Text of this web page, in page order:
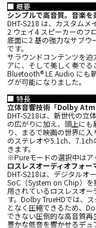
■ 概要
シンプルで高音質。音楽
DHT-S218 は、カスタムメ
2 ウェイ4 スピーカーのフ
底面に2 基の強力なサブウ
です。
サラウンドコンテンツを
アに、そして美しく奏でる
Bluetooth® LE Audio にも
グが可能になりました。
■ 特長
立体音響技術「Dolby
DHT-S218は、新世代の立
の広がりに加え、頭上に
り、まるで映画の世界に
のステレオや5.1ch、
きます。
※Pureモードの選択中はア
ロスレスオーディオフォ
DHT-S218は、デジタルオ
SoC（System on Chip）
用されているロスレスオ
す。Dolby TrueHDでは、
となく圧縮できるため、
できない圧倒的な高音質再
豊かな低音を響かせるデュ